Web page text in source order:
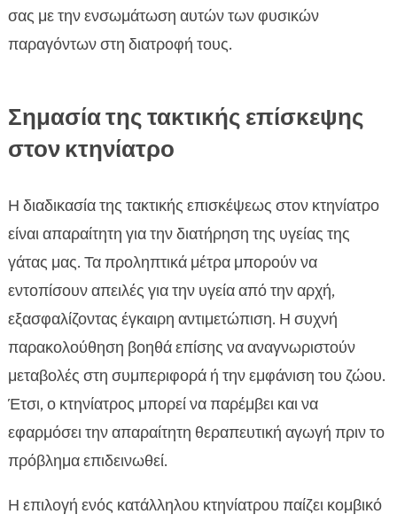
σας με την ενσωμάτωση αυτών των φυσικών
παραγόντων στη διατροφή τους.
Σημασία της τακτικής επίσκεψης
στον κτηνίατρο
Η διαδικασία της τακτικής επισκέψεως στον κτηνίατρο
είναι απαραίτητη για την διατήρηση της υγείας της
γάτας μας. Τα προληπτικά μέτρα μπορούν να
εντοπίσουν απειλές για την υγεία από την αρχή,
εξασφαλίζοντας έγκαιρη αντιμετώπιση. Η συχνή
παρακολούθηση βοηθά επίσης να αναγνωριστούν
μεταβολές στη συμπεριφορά ή την εμφάνιση του ζώου.
Έτσι, ο κτηνίατρος μπορεί να παρέμβει και να
εφαρμόσει την απαραίτητη θεραπευτική αγωγή πριν το
πρόβλημα επιδεινωθεί.
Η επιλογή ενός κατάλληλου κτηνίατρου παίζει κομβικό